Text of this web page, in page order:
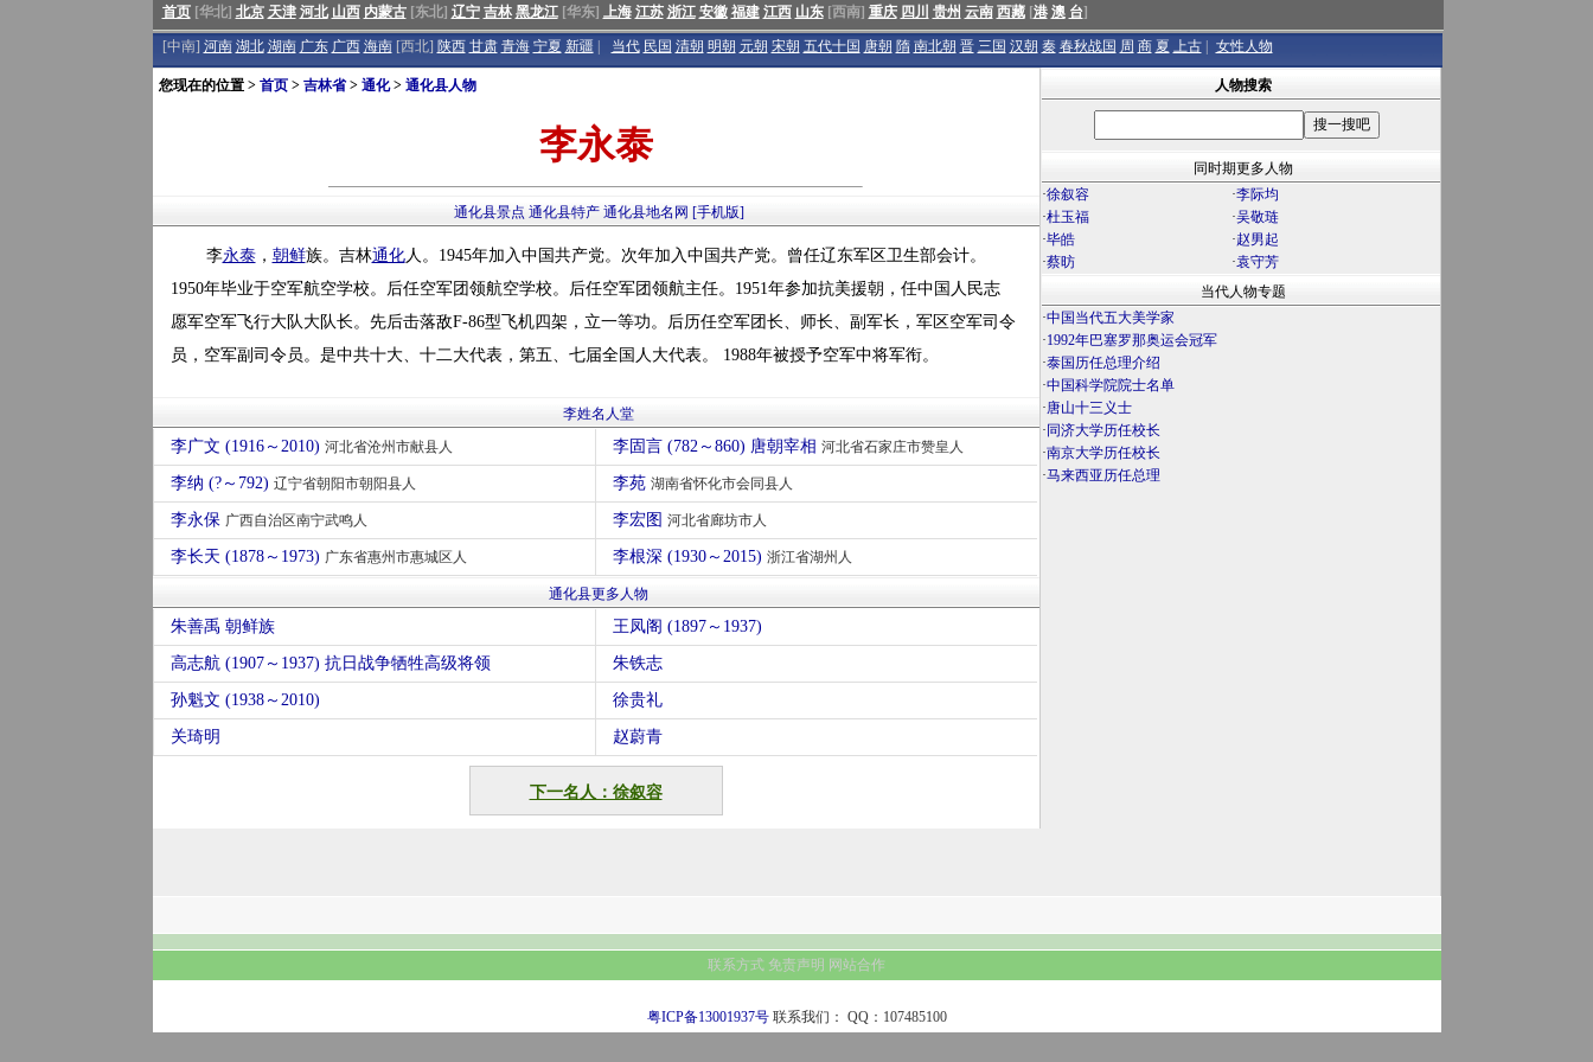
首页[华北] 北京 天津 河北 山西 内蒙古[东北] 辽宁 吉林 黑龙江[华东] 上海 江苏 浙江 安徽 福建 江西 山东[西南] 重庆 四川 贵州 云南 西藏[港 澳 台]
[中南] 河南 湖北 湖南 广东 广西 海南[西北] 陕西 甘肃 青海 宁夏 新疆 当代 民国 清朝 明朝 元朝 宋朝 五代十国 唐朝 隋 南北朝 晋 三国 汉朝 秦 春秋战国 周 商 夏 上古 女性人物
您现在的位置 > 首页> 吉林省> 通化> 通化县人物
李永泰
通化县景点 通化县特产 通化县地名网 [手机版]
李永泰， 朝鲜族。吉林通化人。1945年加入中国共产党。次年加入中国共产党。曾任辽东军区卫生部会计。
1950年毕业于空军航空学校。后任空军团领航空学校。后任空军团领航主任。1951年参加抗美援朝，任中国人民志
愿军空军飞行大队大队长。先后击落敌F-86型飞机四架，立一等功。后历任空军团长、师长、副军长，军区空军司令
员，空军副司令员。是中共十大、十二大代表，第五、七届全国人大代表。 1988年被授予空军中将军衔。
李姓名人堂
李广文 (1916～2010) 河北省沧州市献县人 李固言 (782～860) 唐朝宰相 河北省石家庄市赞皇人
李纳 (?～792) 辽宁省朝阳市朝阳县人 李苑 湖南省怀化市会同县人
李永保 广西自治区南宁武鸣人 李宏图 河北省廊坊市人
李长天 (1878～1973) 广东省惠州市惠城区人 李根深 (1930～2015) 浙江省湖州人
通化县更多人物
朱善禹 朝鲜族 王凤阁 (1897～1937)
高志航 (1907～1937) 抗日战争牺牲高级将领 朱铁志
孙魁文 (1938～2010) 徐贵礼
关琦明 赵蔚青
下一名人：徐叙容
人物搜索
同时期更多人物
·徐叙容 ·李际均
·杜玉福 ·吴敬琏
·毕皓 ·赵男起
·蔡昉 ·袁守芳
当代人物专题
·中国当代五大美学家
·1992年巴塞罗那奥运会冠军
·泰国历任总理介绍
·中国科学院院士名单
·唐山十三义士
· 同济大学历任校长
·南京大学历任校长
·马来西亚历任总理
联系方式 免责声明 网站合作
粤ICP备13001937号 联系我们： QQ：107485100